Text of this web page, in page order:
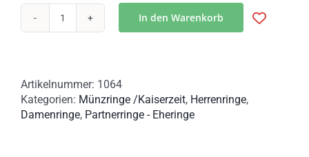
Münzringe
3
Mark
Kaiserreich
In den Warenkorb
Artikelnummer: 1064
Kategorien: Münzringe /Kaiserzeit, Herrenringe,
Damenringe, Partnerringe - Eheringe